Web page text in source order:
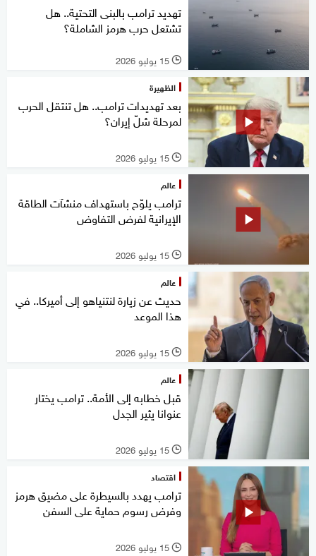
تهديد ترامب بالبنى التحتية.. هل
تشتعل حرب هرمز الشاملة؟
l 15 يوليو 2026
الظهيرة
بعد تهديدات ترامب.. هل تنتقل الحرب
لمرحلة شلّ إيران؟
l 15 يوليو 2026
عالم
ترامب يلوّح باستهداف منشآت الطاقة
الإيرانية لفرض التفاوض
l 15 يوليو 2026
عالم
حديث عن زيارة لنتنياهو إلى أميركا.. في
هذا الموعد
l 15 يوليو 2026
عالم
قبل خطابه إلى الأمة.. ترامب يختار
عنوانا يثير الجدل
l 15 يوليو 2026
اقتصاد
ترامب يهدد بالسيطرة على مضيق هرمز
وفرض رسوم حماية على السفن
l 15 يوليو 2026